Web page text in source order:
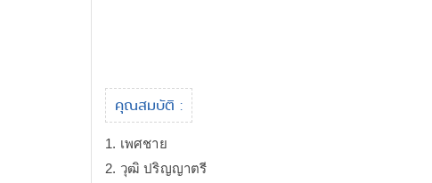
คุณสมบัติ :
1. เพศชาย
2. วุฒิ ปริญญาตรี